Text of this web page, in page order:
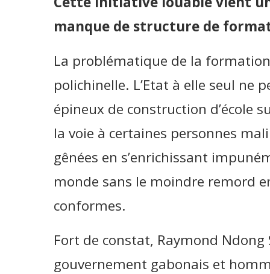
manque de structure de
La problématique de la
polichinelle. L’Etat à elle seul ne
épineux de construction d’école
la voie à certaines personnes
gênées en s’enrichissant
monde sans le moindre remord
conformes.
Fort de constat, Raymond Ndong
gouvernement gabonais et